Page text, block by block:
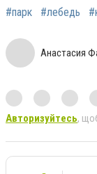
#парк #лебедь
Анастасия
Авторизуйтесь,